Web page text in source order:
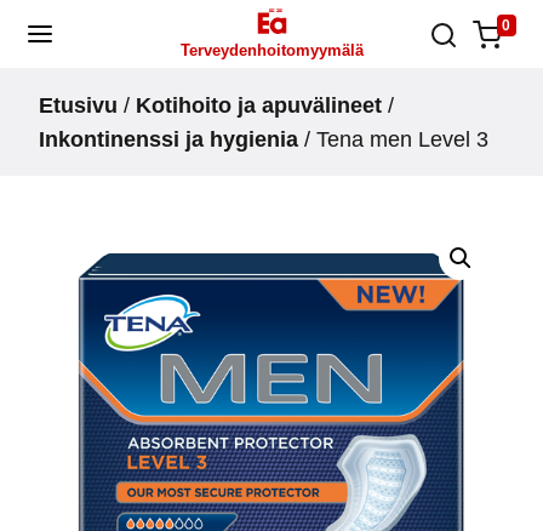
Skip
Terveydenhoitomyymälä
0
Etusivu / Kotihoito ja apuvälineet /
Inkontinenssi ja hygienia / Tena men Level 3